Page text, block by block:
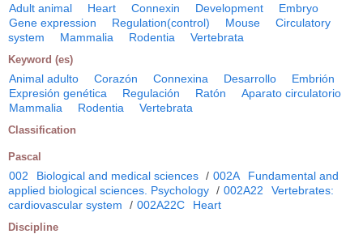
Adult animal Heart Connexin Development
Embryo
Gene expression
Regulation(control) Mouse
Circulatory
system
Mammalia Rodentia Vertebrata
Keyword (es)
Animal adulto Corazón Connexina Desarrollo
Embrión
Expresión genética
Regulación Ratón
Aparato circulatorio
Mammalia
Rodentia Vertebrata
Classification
Pascal
002 Biological and medical sciences / 002A
Fundamental and
applied biological sciences. Psychology / 002A22
Vertebrates:
cardiovascular system
/ 002A22C Heart
Discipline